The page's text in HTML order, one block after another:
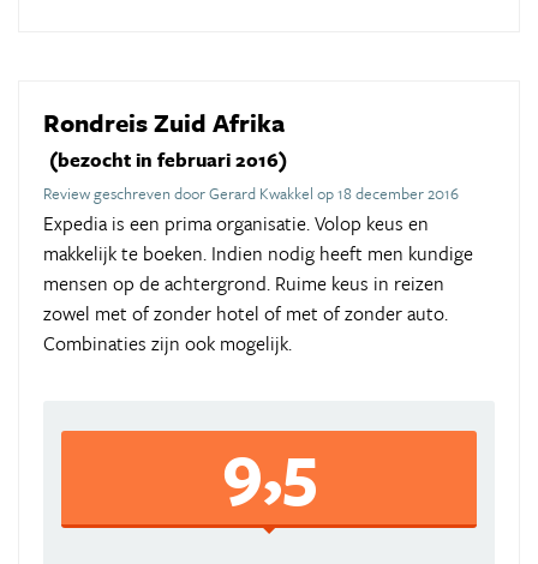
Rondreis Zuid Afrika
(bezocht in februari 2016)
Review geschreven door Gerard Kwakkel op 18 december 2016
Expedia is een prima organisatie. Volop keus en
makkelijk te boeken. Indien nodig heeft men kundige
mensen op de achtergrond. Ruime keus in reizen
zowel met of zonder hotel of met of zonder auto.
Combinaties zijn ook mogelijk.
9,5